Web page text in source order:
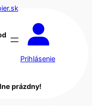
Prihlásenie
prázdny!